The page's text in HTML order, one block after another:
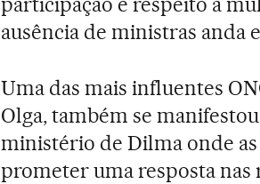
ausência de ministras anda
Uma das mais influentes
Olga, também se
ministério de Dilma onde
prometer uma resposta nas